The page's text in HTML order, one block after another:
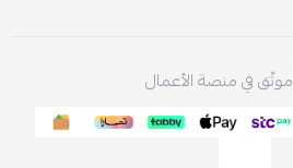
موثّق في منصة الأعمال